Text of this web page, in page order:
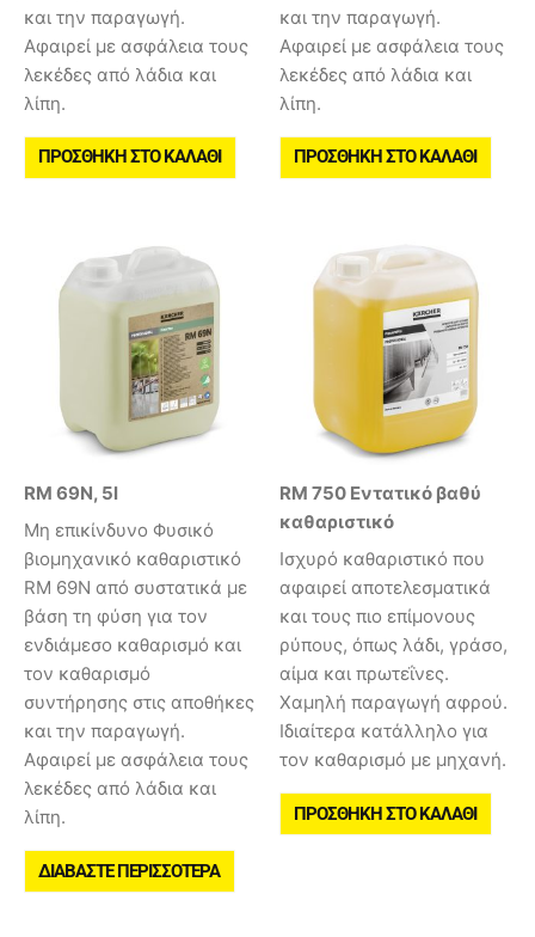
και την παραγωγή.
Αφαιρεί με ασφάλεια τους
λεκέδες από λάδια και
λίπη.
ΠΡΟΣΘΉΚΗ ΣΤΟ ΚΑΛΆΘΙ
και την παραγωγή.
Αφαιρεί με ασφάλεια τους
λεκέδες από λάδια και
λίπη.
ΠΡΟΣΘΉΚΗ ΣΤΟ ΚΑΛΆΘΙ
RM 69N, 5l
Μη επικίνδυνο Φυσικό
βιομηχανικό καθαριστικό
RM 69N από συστατικά με
βάση τη φύση για τον
ενδιάμεσο καθαρισμό και
τον καθαρισμό
συντήρησης στις αποθήκες
και την παραγωγή.
Αφαιρεί με ασφάλεια τους
λεκέδες από λάδια και
λίπη.
ΔΙΑΒΆΣΤΕ ΠΕΡΙΣΣΌΤΕΡΑ
RM 750 Εντατικό βαθύ
καθαριστικό
Ισχυρό καθαριστικό που
αφαιρεί αποτελεσματικά
και τους πιο επίμονους
ρύπους, όπως λάδι, γράσο,
αίμα και πρωτεΐνες.
Χαμηλή παραγωγή αφρού.
Ιδιαίτερα κατάλληλο για
τον καθαρισμό με μηχανή.
ΠΡΟΣΘΉΚΗ ΣΤΟ ΚΑΛΆΘΙ